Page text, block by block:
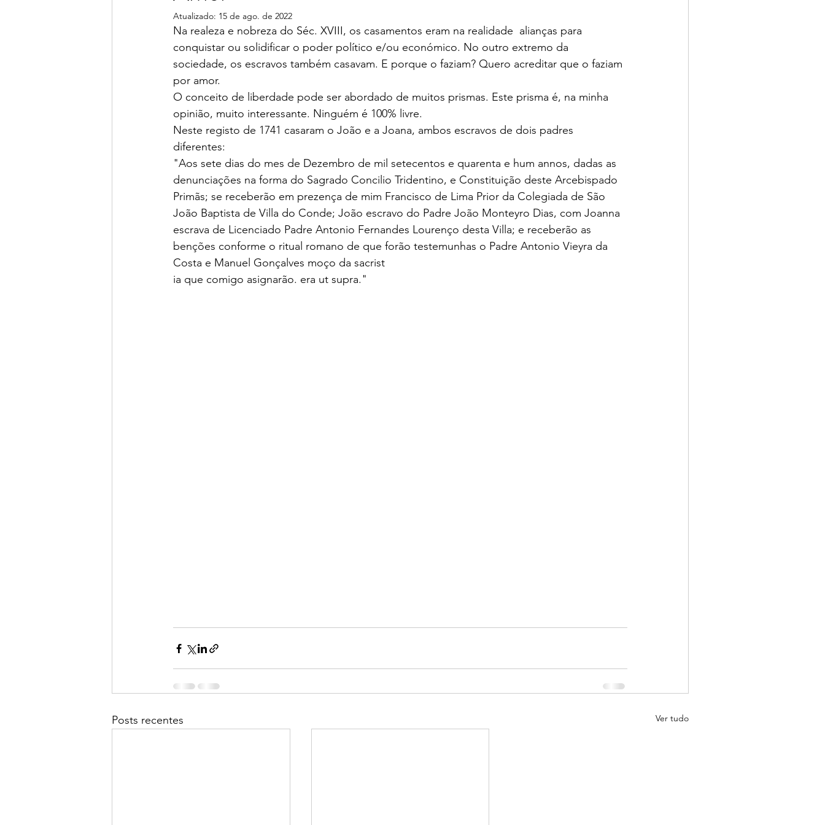
Atualizado: 15 de ago. de 2022
Na realeza e nobreza do Séc. XVIII, os casamentos eram na realidade  alianças para
conquistar ou solidificar o poder político e/ou económico. No outro extremo da
sociedade, os escravos também casavam. E porque o faziam? Quero acreditar que o faziam
por amor.
O conceito de liberdade pode ser abordado de muitos prismas. Este prisma é, na minha
opinião, muito interessante. Ninguém é 100% livre.
Neste registo de 1741 casaram o João e a Joana, ambos escravos de dois padres
diferentes:
"Aos sete dias do mes de Dezembro de mil setecentos e quarenta e hum annos, dadas as
denunciações na forma do Sagrado Concilio Tridentino, e Constituição deste Arcebispado
Primãs; se receberão em prezença de mim Francisco de Lima Prior da Colegiada de São
João Baptista de Villa do Conde; João escravo do Padre João Monteyro Dias, com Joanna
escrava de Licenciado Padre Antonio Fernandes Lourenço desta Villa; e receberão as
benções conforme o ritual romano de que forão testemunhas o Padre Antonio Vieyra da
Costa e Manuel Gonçalves moço da sacrist
ia que comigo asignarão. era ut supra."
Posts recentes Ver tudo